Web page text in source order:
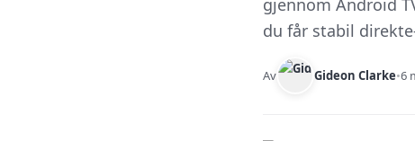
gjennom Android
du får stabil
Av Gideon Clarke•6